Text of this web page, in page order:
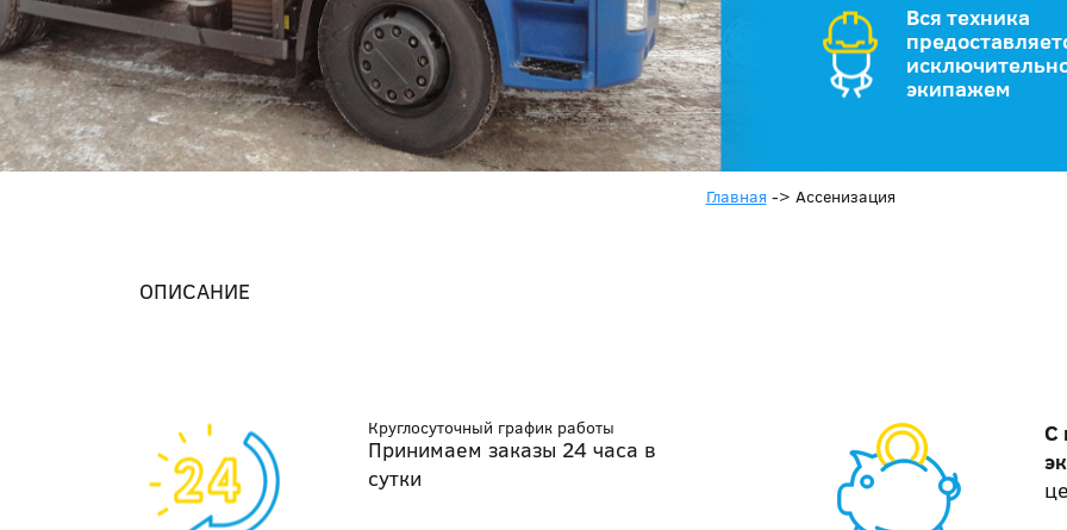
Вся техника
экипажем
Главная -> Ассенизация
ОПИСАНИЕ
Круглосуточный график работы
Принимаем заказы 24 часа в
сутки
С